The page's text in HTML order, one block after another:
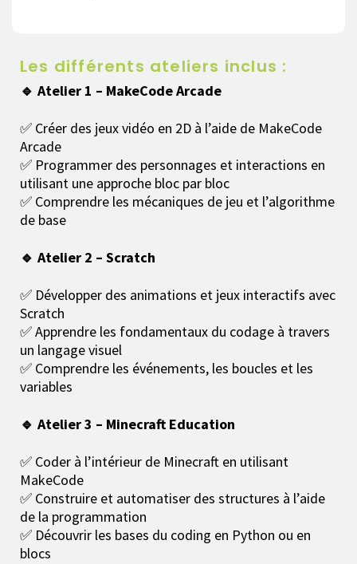
Les différents ateliers inclus :
🔹 Atelier 1 – MakeCode Arcade
✅ Créer des jeux vidéo en 2D à l’aide de MakeCode
Arcade
✅ Programmer des personnages et interactions en
utilisant une approche bloc par bloc
✅ Comprendre les mécaniques de jeu et l’algorithme
de base
🔹 Atelier 2 – Scratch
✅ Développer des animations et jeux interactifs avec
Scratch
✅ Apprendre les fondamentaux du codage à travers
un langage visuel
✅ Comprendre les événements, les boucles et les
variables
🔹 Atelier 3 – Minecraft Education
✅ Coder à l’intérieur de Minecraft en utilisant
MakeCode
✅ Construire et automatiser des structures à l’aide
de la programmation
✅ Découvrir les bases du coding en Python ou en
blocs